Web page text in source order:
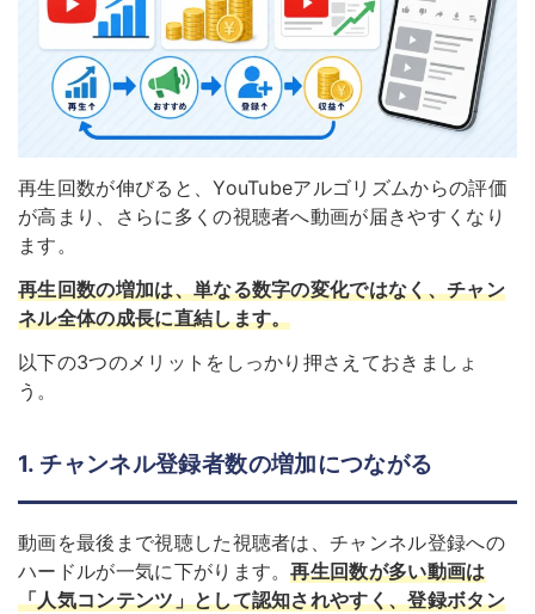
再生回数が伸びると、YouTubeアルゴリズムからの評価
が高まり、さらに多くの視聴者へ動画が届きやすくなり
ます。
再生回数の増加は、単なる数字の変化ではなく、チャン
ネル全体の成長に直結します。
以下の3つのメリットをしっかり押さえておきましょ
う。
1. チャンネル登録者数の増加につながる
動画を最後まで視聴した視聴者は、チャンネル登録への
ハードルが一気に下がります。再生回数が多い動画は
「人気コンテンツ」として認知されやすく、登録ボタン